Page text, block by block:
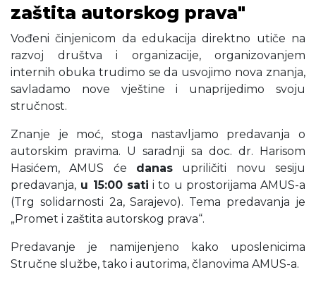
zaštita autorskog prava"
Vođeni činjenicom da edukacija direktno utiče na
razvoj društva i organizacije, organizovanjem
internih obuka trudimo se da usvojimo nova znanja,
savladamo nove vještine i unaprijedimo svoju
stručnost.
Znanje je moć, stoga nastavljamo predavanja o
autorskim pravima. U saradnji sa doc. dr. Harisom
Hasićem, AMUS će danas upriličiti novu sesiju
predavanja, u 15:00 sati i to u prostorijama AMUS-a
(Trg solidarnosti 2a, Sarajevo). Tema predavanja je
„Promet i zaštita autorskog prava“.
Predavanje je namijenjeno kako uposlenicima
Stručne službe, tako i autorima, članovima AMUS-a.